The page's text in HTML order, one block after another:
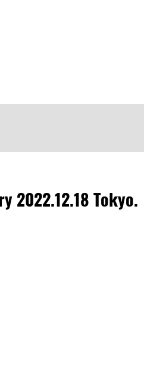
2022.12.18 Tokyo.